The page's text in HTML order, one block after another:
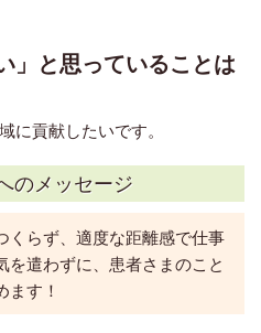
」と思っていることは
に貢献したいです。
のメッセージ
くらず、適度な距離感で仕事
を遣わずに、患者さまのこと
ます！